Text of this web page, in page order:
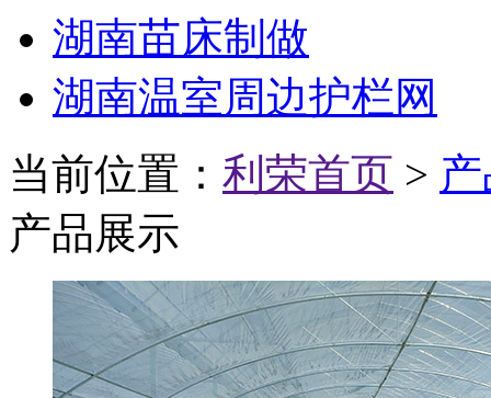
湖南苗床制做
湖南温室周边护栏网
当前位置： 利荣首页 >
产品展示